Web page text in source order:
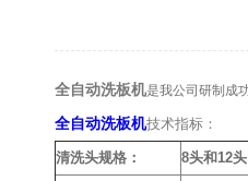
全自动洗板机是我公司研制成
全自动洗板机技术指标：
清洗头规格： 8头和12头